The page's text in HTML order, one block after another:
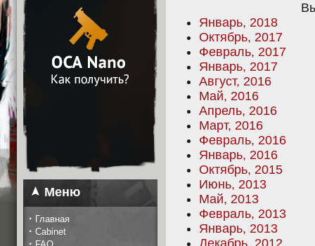
Меню
· Главная
· Cabinet
·
Январь, 2018
Октябрь, 2017
Февраль, 2017
Январь, 2017
Август, 2016
Май, 2016
Апрель, 2016
Март, 2016
Февраль, 2016
Январь, 2016
Октябрь, 2015
Июнь, 2013
Май, 2013
Февраль, 2013
Январь, 2013
Декабрь, 2012